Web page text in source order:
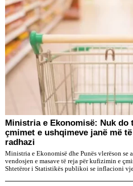
Ministria e Ekonomisë: Nuk do
çmimet e ushqimeve janë më
radhazi
Ministria e Ekonomisë dhe Punës vlerëson se
vendosjen e masave të reja për kufizimin e
Shtetëror i Statistikës publikoi se inflacioni